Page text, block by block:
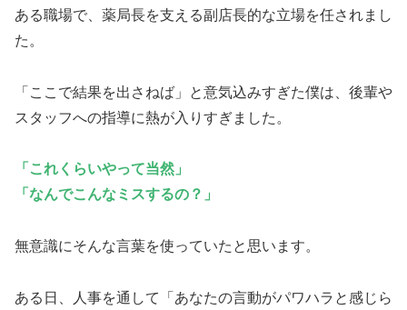
ある職場で、薬局長を支える副店長的な立場を任されまし
た。
「ここで結果を出さねば」と意気込みすぎた僕は、後輩や
スタッフへの指導に熱が入りすぎました。
「これくらいやって当然」
「なんでこんなミスするの？」
無意識にそんな言葉を使っていたと思います。
ある日、人事を通して「あなたの言動がパワハラと感じら